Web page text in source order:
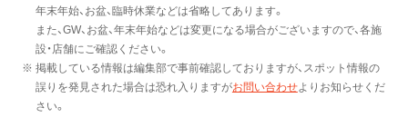
年末年始、お盆、臨時休業などは省略してあります。
また、GW、お盆、年末年始などは変更になる場合がございますので、各施
設・店舗にご確認ください。
※ 掲載している情報は編集部で事前確認しておりますが、スポット情報の
誤りを発見された場合は恐れ入りますがお問い合わせよりお知らせくだ
さい。